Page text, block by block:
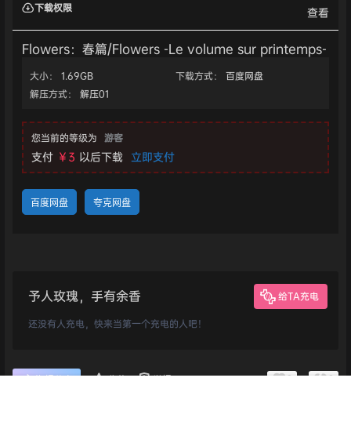
下载权限 查看
Flowers：春篇/Flowers -Le volume sur printemps-
大小： 1.69GB 下载方式：
百度网盘
解压方式：
解压01
您当前的等级为 游客
支付 ￥3 以后下载 立即支付
百度网盘 夸克网盘
予人玫瑰，手有余香 给TA充电
还没有人充电，快来当第一个充电的人吧！
海报分享 收藏 举报 0 0